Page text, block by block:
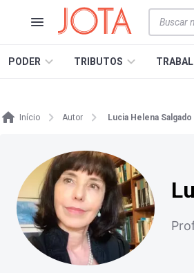
PODER TRIBUTOS
Início Autor Lucia Helena Salgado